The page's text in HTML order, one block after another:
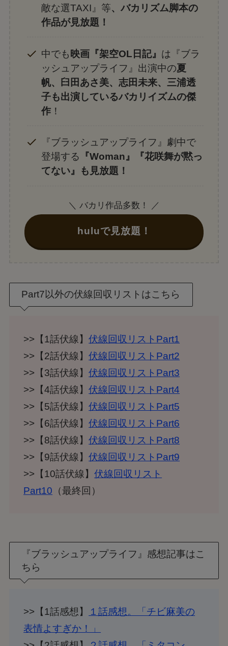
敵な選TAXI』等、バカリズム脚本の
作品が見放題！
中でも映画『架空OL日記』 は『ブラ
ッシュアップライフ』出演中の夏
帆、臼田あさ美、志田未来、三浦透
子も出演しているバカリイズムの傑
作 ！
『ブラッシュアップライフ』劇中で
登場する 『Woman』『花咲舞が黙っ
てない』も見放題！
＼ バカリ作品多数！ ／
huluで見放題！
Part7以外の伏線回収リストはこちら
>>【1話伏線】伏線回収リストPart1
>>【2話伏線】伏線回収リストPart2
>>【3話伏線】伏線回収リストPart3
>>【4話伏線】伏線回収リストPart4
>>【5話伏線】伏線回収リストPart5
>>【6話伏線】伏線回収リストPart6
>>【8話伏線】伏線回収リストPart8
>>【9話伏線】伏線回収リストPart9
>>【10話伏線】伏線回収リスト
Part10 （最終回）
『ブラッシュアップライフ』感想記事はこ
ちら
>>【1話感想】
１話感想。「チビ麻美の
表情よすぎか！」